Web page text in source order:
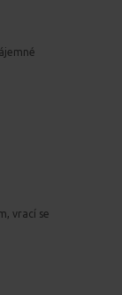
vrací se